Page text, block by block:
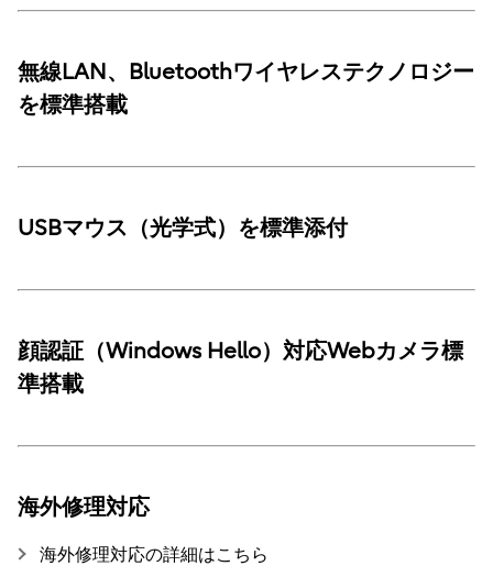
無線LAN、Bluetoothワイヤレステクノロジー
を標準搭載
USBマウス（光学式）を標準添付
顔認証（Windows Hello）対応Webカメラ標
準搭載
海外修理対応
海外修理対応の詳細はこちら